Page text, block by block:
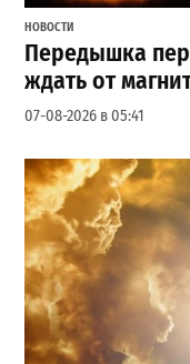
НОВОСТИ
Передышка
ждать от
07-08-2026 в 05:41